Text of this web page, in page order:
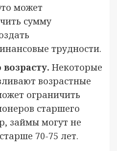
может
сумму
трудности.
Некоторые
возрастные
ограничить
старшего
займы могут не
70-75 лет.